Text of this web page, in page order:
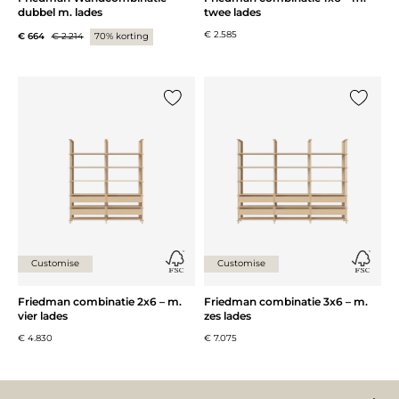
dubbel m. lades
€ 664 € 2.214 70% korting
twee lades
€ 2.585
Customise
Friedman combinatie 2x6 – m.
vier lades
€ 4.830
Customise
Friedman combinatie 3x6 – m.
zes lades
€ 7.075